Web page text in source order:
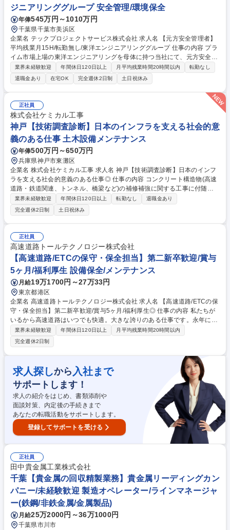
ジニアリンググループ 安全管理/環境保全
年俸545万円～1010万円
千葉県千葉市美浜区
企業名 テックプロジェクトサービス株式会社 求人名 【元方安全管理者】
平均残業月15H/転勤無し/東洋エンジニアリンググループ 仕事の内容 プラ
イム市場上場の東洋エンジニアリングを母体に持つ当社にて、元方安全衛
生管理者として国内建設現場の安全管理をご担当いただきます。管理現場
赴任までの期間は本社での勤務となります。 ■安全衛生協議会の設置と運
営■安全衛生活動計画書、要領書の作成と実行■関係請負人が行う労働者の
安全衛生教育に対する指導および援助■作業間の調整、作業場所の巡視、
安全指導■各種安全書類の管理■災害防止に向けた具体策の策定■電子マニ
フェスト管理 ※入社後はJOBの状況に応じて弊社の抱える他建設現場への
出張があります。 募集職種 【元方安全管理者】平均残業月15H/転勤無し/
東洋エンジニアリンググループ
業界未経験歓迎 年間休日120日以上 月平均残業時間20時間以内
転勤なし
退職金あり
在宅OK 完全週休2日制 土日祝休み
正社員
株式会社ケミカル工事
神戸【技術調査診断】日本のインフラを支える社会的意
義のある仕事 土木設備メンテナンス
年俸500万円～650万円
兵庫県神戸市東灘区
企業名 株式会社ケミカル工事 求人名 神戸【技術調査診断】日本のインフ
ラを支える社会的意義のある仕事◎ 仕事の内容 コンクリート構造物(高速
道路・鉄道関連、トンネル、橋梁など)の補修補強に関する工事に付随す
る調査・診断業務およびその業者の選定、打ち合わせをお任せ致します。
・コンクリート構造物の劣化調査・点検 ・ひび割れ、中性化、塩害、鉄筋
腐食等の調査・分析 ・非破壊試験・各種試験機器を用いた調査 ・調査結
果の整理・報告書作成 ・劣化原因の分析および補修・補強工法の検討・提
案 ・新しい調査技術・診断技術の導入・検証 募集職種 神戸【技術調査診
断】日本のインフラを支える社会的意義のある仕事◎
業界未経験歓迎 年間休日120日以上 転勤なし
退職金あり
完全週休2日制
土日祝休み
正社員
高速道路トールテクノロジー株式会社
【高速道路/ETCの保守・保全担当】第二新卒歓迎/賞与
5ヶ月/福利厚生 設備保全/メンテナンス
月給19万1700円～27万33円
東京都港区
企業名 高速道路トールテクノロジー株式会社 求人名 【高速道路/ETCの保
守・保全担当】第二新卒歓迎/賞与5ヶ月/福利厚生◎ 仕事の内容 私たちが
いるから高速道路はいつでも快適。大きな誇りのある仕事です。永年に亘
り培った技術と経験、ノウハウ、日々進化する新たな技術を一から学び、
活躍していただける方を募集します。 【具体的な仕事内容】料金システム
やETCシステムが正常に稼働し続けられるよう、料金所の定期点検や故障
に対する問い合わせ対応を実施いただきます。 ■全員がイチからのスター
トです。新卒/中途社員/異動者の受け入れ態勢は万全、教育制度も整って
います。安心してご入社ください。 ■未来のコアメンバー育成のため、第
二新卒層を積極的に採用中です。 【変更範囲:当社における各種業務全
般】 募集職種 【高速道路/ETCの保守・保全担当】第二新卒歓迎/賞与5ヶ
月/福利厚生◎
業界未経験歓迎 年間休日120日以上
月平均残業時間20時間以内
完全週休2日制
求人探しから 入社まで
サポートします！
求人の紹介をはじめ、書類添削や
面談対策、内定後の手続きまで
あなたの転職活動をサポートします。
登録してサポートを受ける
正社員
田中貴金属工業株式会社
千葉【貴金属の回収精製業務】貴金属リーディングカン
パニー/未経験歓迎 製造オペレーター/ラインマネージャ
ー(鉄鋼/非鉄金属/金属製品)
月給25万2000円～36万1000円
千葉県市川市